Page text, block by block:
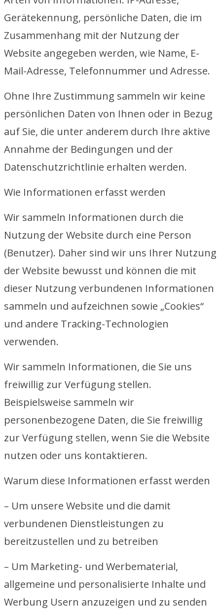
Gerätekennung, persönliche Daten, die im
Zusammenhang mit der Nutzung der
Website angegeben werden, wie Name, E-
Mail-Adresse, Telefonnummer und Adresse.
Ohne Ihre Zustimmung sammeln wir keine
persönlichen Daten von Ihnen oder in Bezug
auf Sie, die unter anderem durch Ihre aktive
Annahme der Bedingungen und der
Datenschutzrichtlinie erhalten werden.
Wie Informationen erfasst werden
Wir sammeln Informationen durch die
Nutzung der Website durch eine Person
(Benutzer). Daher sind wir uns Ihrer Nutzung
der Website bewusst und können die mit
dieser Nutzung verbundenen Informationen
sammeln und aufzeichnen sowie „Cookies“
und andere Tracking-Technologien
verwenden.
Wir sammeln Informationen, die Sie uns
freiwillig zur Verfügung stellen.
Beispielsweise sammeln wir
personenbezogene Daten, die Sie freiwillig
zur Verfügung stellen, wenn Sie die Website
nutzen oder uns kontaktieren.
Warum diese Informationen erfasst werden
– Um unsere Website und die damit
verbundenen Dienstleistungen zu
bereitzustellen und zu betreiben
– Um Marketing- und Werbematerial,
allgemeine und personalisierte Inhalte und
Werbung Usern anzuzeigen und zu senden